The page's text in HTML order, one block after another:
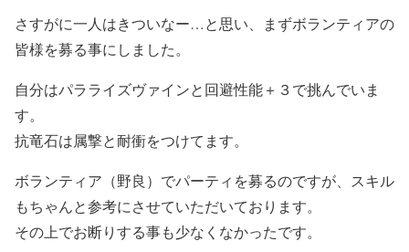
さすがに一人はきついなー…と思い、まずボランティアの
皆様を募る事にしました。
自分はパラライズヴァインと回避性能＋３で挑んでいま
す。
抗竜石は属撃と耐衝をつけてます。
ボランティア（野良）でパーティを募るのですが、スキル
もちゃんと参考にさせていただいております。
その上でお断りする事も少なくなかったです。